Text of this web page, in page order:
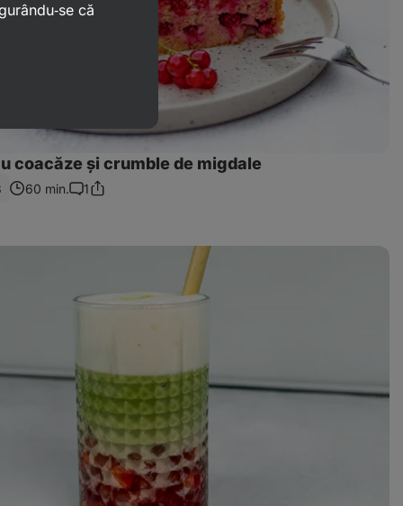
coacăze și crumble de migdale
60 min.
Comentarii
1Distribuie
că